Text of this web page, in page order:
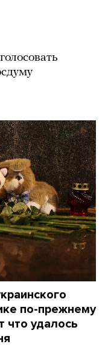
по-прежнему
что удалось